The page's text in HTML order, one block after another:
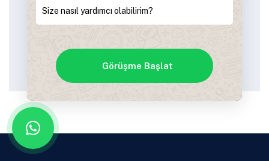
Tedavi Süreci
Yaşam Tarzı ve Önleme
Size nasıl yardımcı olabilirim?
Görüşme Başlat